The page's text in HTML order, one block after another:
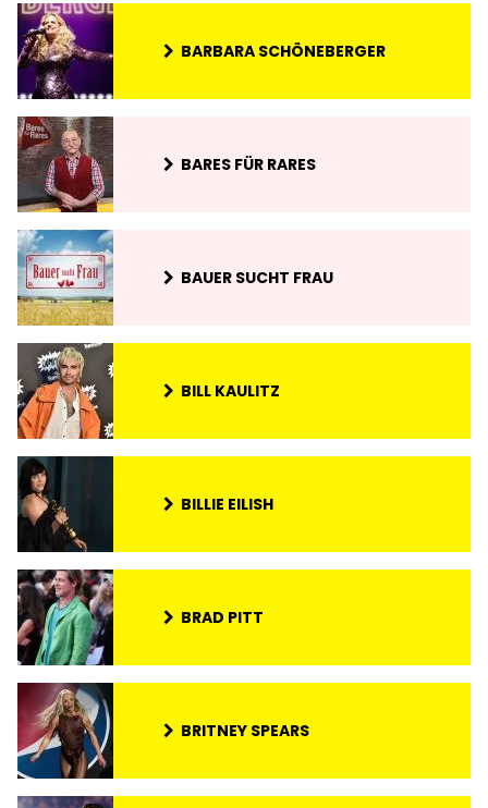
BARBARA SCHÖNEBERGER
BARES FÜR RARES
BAUER SUCHT FRAU
BILL KAULITZ
BILLIE EILISH
BRAD PITT
BRITNEY SPEARS